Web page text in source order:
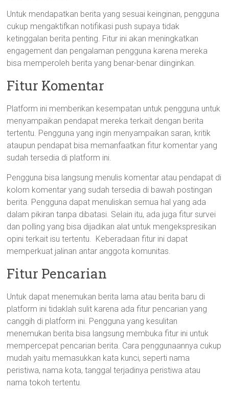
Untuk mendapatkan berita yang sesuai keinginan, pengguna
cukup mengaktifkan notifikasi push supaya tidak
ketinggalan berita penting. Fitur ini akan meningkatkan
engagement dan pengalaman pengguna karena mereka
bisa memperoleh berita yang benar-benar diinginkan.
Fitur Komentar
Platform ini memberikan kesempatan untuk pengguna untuk
menyampaikan pendapat mereka terkait dengan berita
tertentu. Pengguna yang ingin menyampaikan saran, kritik
ataupun pendapat bisa memanfaatkan fitur komentar yang
sudah tersedia di platform ini.
Pengguna bisa langsung menulis komentar atau pendapat di
kolom komentar yang sudah tersedia di bawah postingan
berita. Pengguna dapat menuliskan semua hal yang ada
dalam pikiran tanpa dibatasi. Selain itu, ada juga fitur survei
dan polling yang bisa dijadikan alat untuk mengekspresikan
opini terkait isu tertentu. Keberadaan fitur ini dapat
memperkuat jalinan antar anggota komunitas.
Fitur Pencarian
Untuk dapat menemukan berita lama atau berita baru di
platform ini tidaklah sulit karena ada fitur pencarian yang
canggih di platform ini. Pengguna yang kesulitan
menemukan berita bisa langsung membuka fitur ini untuk
mempercepat pencarian berita. Cara penggunaannya cukup
mudah yaitu memasukkan kata kunci, seperti nama
peristiwa, nama kota, tanggal terjadinya peristiwa atau
nama tokoh tertentu.